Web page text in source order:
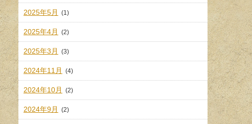
2025年5月 (1)
2025年4月 (2)
2025年3月 (3)
2024年11月 (4)
2024年10月 (2)
2024年9月 (2)